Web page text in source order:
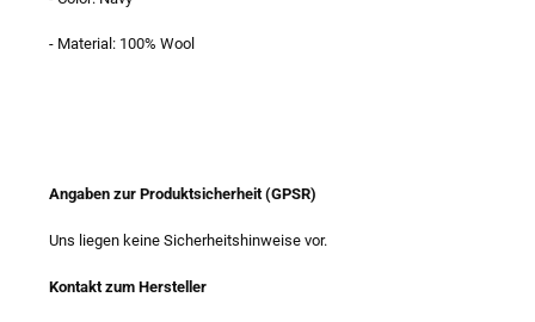
- Material: 100% Wool
Angaben zur Produktsicherheit (GPSR)
Uns liegen keine Sicherheitshinweise vor.
Kontakt zum Hersteller